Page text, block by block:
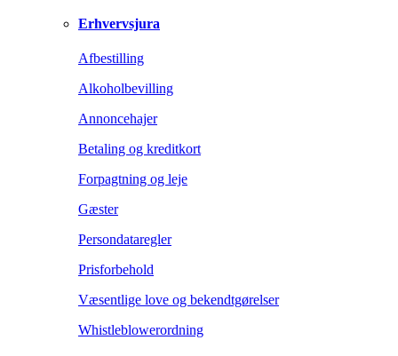
Erhvervsjura
Afbestilling
Alkoholbevilling
Annoncehajer
Betaling og kreditkort
Forpagtning og leje
Gæster
Persondataregler
Prisforbehold
Væsentlige love og bekendtgørelser
Whistleblowerordning